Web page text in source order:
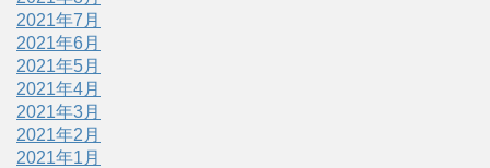
2021年7月
2021年6月
2021年5月
2021年4月
2021年3月
2021年2月
2021年1月